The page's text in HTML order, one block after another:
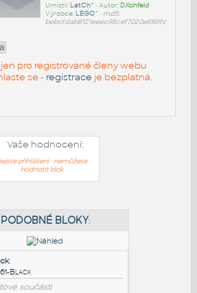
Umístil: LatCh^ • Autor: D.Kohfeld•
Výrobce: LEGO^ • md5:
bebcfdab8121eeec98cef7020e6161fc
pro registrované členy webu
se - registrace je bezplatná.
Vaše hodnocení:
přihlášeni - nemůžete
hodnotit blok